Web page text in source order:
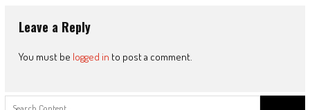
Leave a Reply
You must be logged in to post a comment.